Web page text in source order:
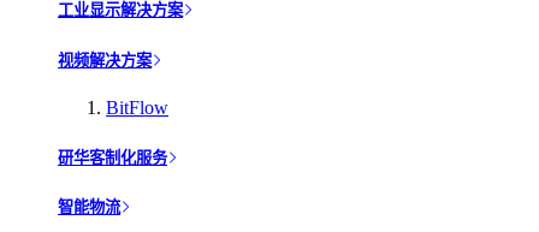
工业显示解决方案
视频解决方案
BitFlow
研华客制化服务
智能物流